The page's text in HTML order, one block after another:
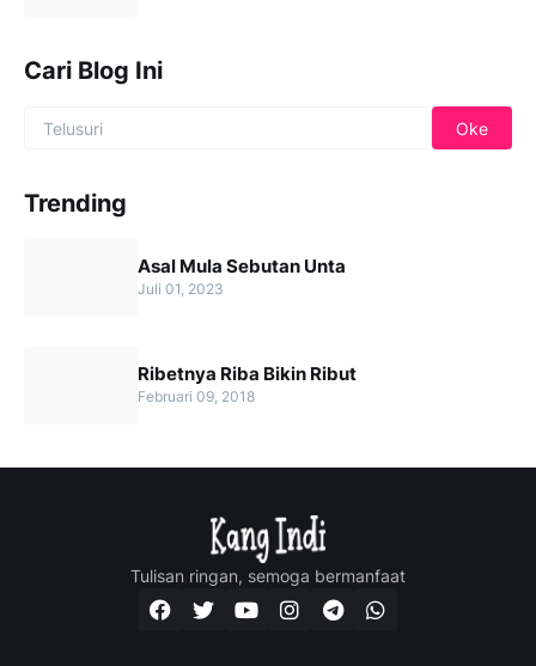
Cari Blog Ini
Trending
Asal Mula Sebutan Unta
Juli 01, 2023
Ribetnya Riba Bikin Ribut
Februari 09, 2018
Tulisan ringan, semoga bermanfaat